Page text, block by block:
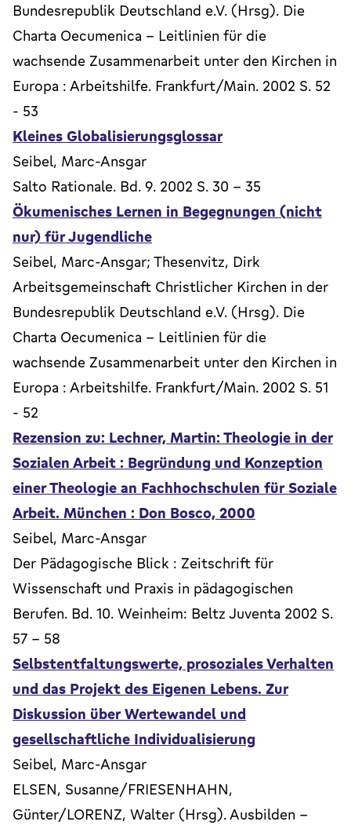
Bundesrepublik Deutschland e.V. (Hrsg). Die
Charta Oecumenica - Leitlinien für die
wachsende Zusammenarbeit unter den Kirchen in
Europa : Arbeitshilfe. Frankfurt/Main. 2002 S. 52
- 53
Kleines Globalisierungsglossar
Seibel, Marc-Ansgar
Salto Rationale. Bd. 9. 2002 S. 30 - 35
Ökumenisches Lernen in Begegnungen (nicht
nur) für Jugendliche
Seibel, Marc-Ansgar; Thesenvitz, Dirk
Arbeitsgemeinschaft Christlicher Kirchen in der
Bundesrepublik Deutschland e.V. (Hrsg). Die
Charta Oecumenica - Leitlinien für die
wachsende Zusammenarbeit unter den Kirchen in
Europa : Arbeitshilfe. Frankfurt/Main. 2002 S. 51
- 52
Rezension zu: Lechner, Martin: Theologie in der
Sozialen Arbeit : Begründung und Konzeption
einer Theologie an Fachhochschulen für Soziale
Arbeit. München : Don Bosco, 2000
Seibel, Marc-Ansgar
Der Pädagogische Blick : Zeitschrift für
Wissenschaft und Praxis in pädagogischen
Berufen. Bd. 10. Weinheim: Beltz Juventa 2002 S.
57 - 58
Selbstentfaltungswerte, prosoziales Verhalten
und das Projekt des Eigenen Lebens. Zur
Diskussion über Wertewandel und
gesellschaftliche Individualisierung
Seibel, Marc-Ansgar
ELSEN, Susanne/FRIESENHAHN,
Günter/LORENZ, Walter (Hrsg). Ausbilden -